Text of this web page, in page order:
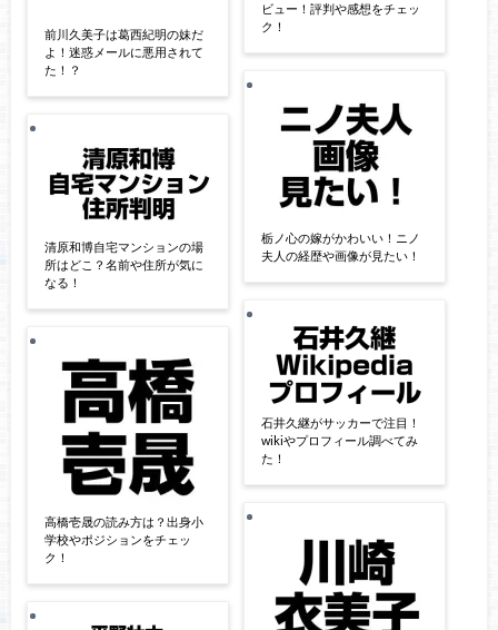
前川久美子は葛西紀明の妹だ
よ！迷惑メールに悪用されて
た！？
清原和博自宅マンションの場
所はどこ？名前や住所が気に
なる！
高橋壱晟の読み方は？出身小
学校やポジションをチェッ
ク！
ビュー！評判や感想をチェッ
ク！
栃ノ心の嫁がかわいい！ニノ
夫人の経歴や画像が見たい！
石井久継がサッカーで注目！
wikiやプロフィール調べてみ
た！